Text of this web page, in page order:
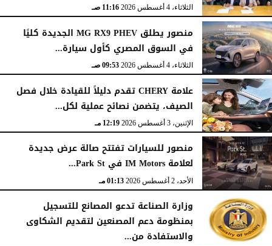
الثلاثاء، 4 أغسطس 2026 11:16 صـ
منصور يطلق MG RX9 PHEV الجديدة كليًا
في السوق المصري كأول سيارة...
الثلاثاء، 4 أغسطس 2026 09:53 صـ
علامة CHERY تقدم دليلاً للقيادة خلال فصل
الصيف، يتضمن نصائح عملية لكل...
الإثنين، 3 أغسطس 2026 12:19 مـ
منصور للسيارات تفتتح صالة عرض جديدة
لعلامة IM Motors في Park St...
الأحد، 2 أغسطس 2026 01:13 مـ
وزارة الصناعة تدعو المصانع للتسجيل
بمنظومة دعم المصنعين لتقديم الشكاوى
والاستفادة من...